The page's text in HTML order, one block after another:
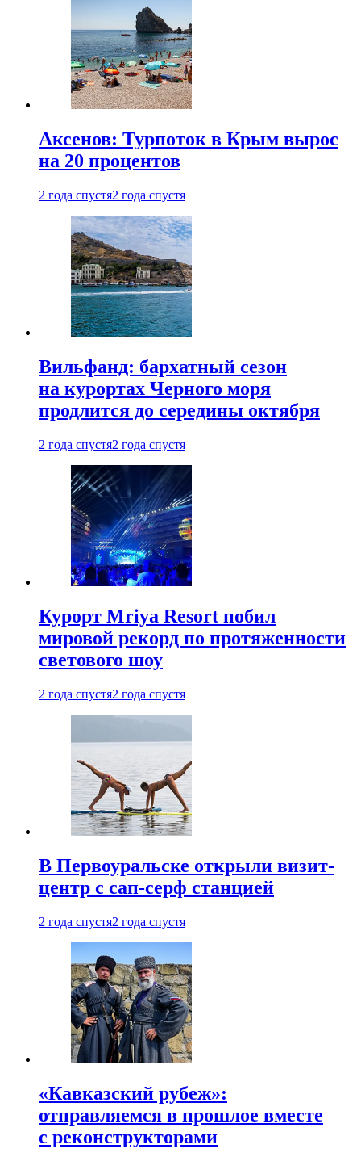
Аксенов: Турпоток в Крым вырос
на 20 процентов
2 года спустя2 года спустя
Вильфанд: бархатный сезон
на курортах Черного моря
продлится до середины октября
2 года спустя2 года спустя
Курорт Mriya Resort побил
мировой рекорд по протяженности
светового шоу
2 года спустя2 года спустя
В Первоуральске открыли визит-
центр с сап-серф станцией
2 года спустя2 года спустя
«Кавказский рубеж»:
отправляемся в прошлое вместе
с реконструкторами